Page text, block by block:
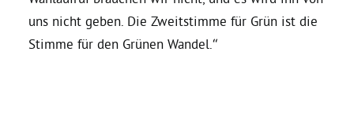
Grüne Jugend
uns nicht geben. Die Zweitstimme für Grün ist die
Stimme für den Grünen Wandel.“